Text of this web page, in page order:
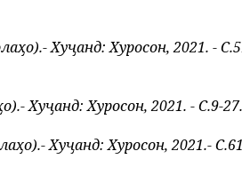
Хуҷанд: Хуросон, 2021. -
Хуҷанд: Хуросон, 2021. - С.9-27.
Хуҷанд: Хуросон, 2021.-